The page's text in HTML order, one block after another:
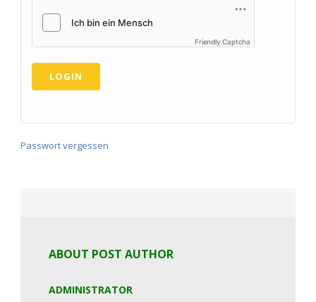
Friendly Captcha
Passwort vergessen
ABOUT POST AUTHOR
ADMINISTRATOR